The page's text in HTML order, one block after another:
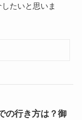
たいと思いま
の行き方は？御